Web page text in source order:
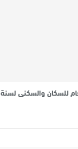
للسكان والسكنى لسنة 2024